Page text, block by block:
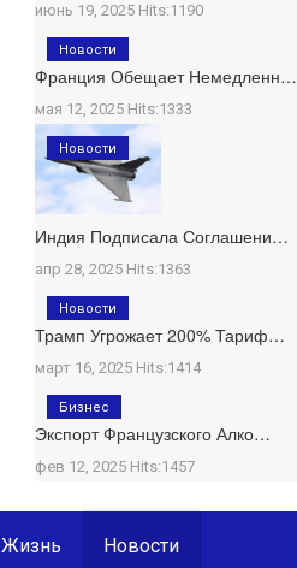
июнь 19, 2025 Hits:1190
Франция Обещает Немедленн…
мая 12, 2025 Hits:1333
Новости
Индия Подписала Соглашени…
апр 28, 2025 Hits:1363
Новости
Трамп Угрожает 200% Тариф…
март 16, 2025 Hits:1414
Новости
Экспорт Французского Алко…
фев 12, 2025 Hits:1457
Бизнес
Жизнь Новости